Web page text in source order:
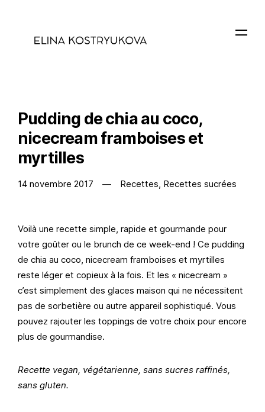
Pudding de chia au coco,
nicecream framboises et
myrtilles
14 novembre 2017 Recettes, Recettes sucrées
Voilà une recette simple, rapide et gourmande pour
votre goûter ou le brunch de ce week-end ! Ce pudding
de chia au coco, nicecream framboises et myrtilles
reste léger et copieux à la fois. Et les « nicecream »
c’est simplement des glaces maison qui ne nécessitent
pas de sorbetière ou autre appareil sophistiqué. Vous
pouvez rajouter les toppings de votre choix pour encore
plus de gourmandise.
Recette vegan, végétarienne, sans sucres raffinés,
sans gluten.